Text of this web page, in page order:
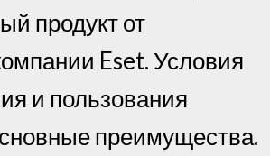
продукт от
Eset. Условия
и пользования
преимущества.